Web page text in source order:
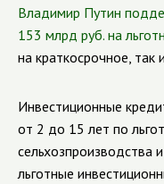
Владимир Путин
153 млрд руб. на
на краткосрочное, так
Инвестиционные
от 2 до 15 лет по
сельхозпроизводства
льготные